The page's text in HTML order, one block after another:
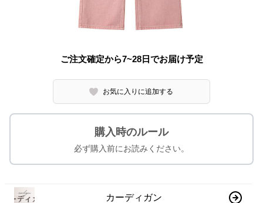
ご注文確定から7~28日でお届け予定
お気に入りに追加する
購入時のルール
必ず購入前にお読みください。
カーディガン